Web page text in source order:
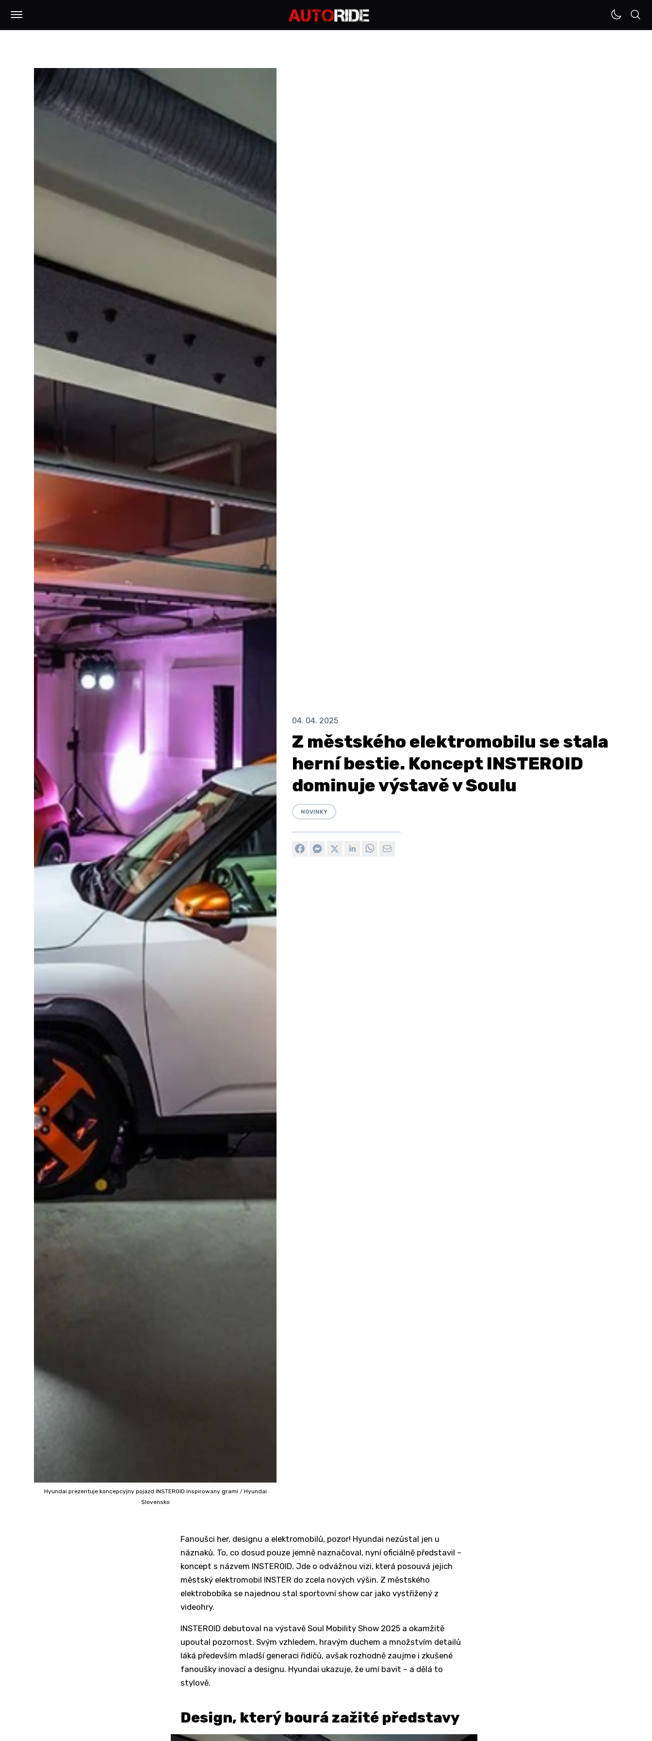
04. 04. 2025
Z městského elektromobilu se stala
herní bestie. Koncept INSTEROID
dominuje výstavě v Soulu
NOVINKY
Hyundai prezentuje koncepcyjny pojazd INSTEROID inspirowany grami / Hyundai
Slovensko
Fanoušci her, designu a elektromobilů, pozor! Hyundai nezůstal jen u
náznaků. To, co dosud pouze jemně naznačoval, nyní oficiálně představil –
koncept s názvem INSTEROID. Jde o odvážnou vizi, která posouvá jejich
městský elektromobil INSTER do zcela nových výšin. Z městského
elektrobobíka se najednou stal sportovní show car jako vystřižený z
videohry.
INSTEROID debutoval na výstavě Soul Mobility Show 2025 a okamžitě
upoutal pozornost. Svým vzhledem, hravým duchem a množstvím detailů
láká především mladší generaci řidičů, avšak rozhodně zaujme i zkušené
fanoušky inovací a designu. Hyundai ukazuje, že umí bavit – a dělá to
stylově.
Design, který bourá zažité představy